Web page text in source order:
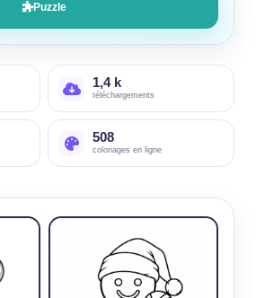
Puzzle
1,4 k
téléchargements
508
coloriages en ligne